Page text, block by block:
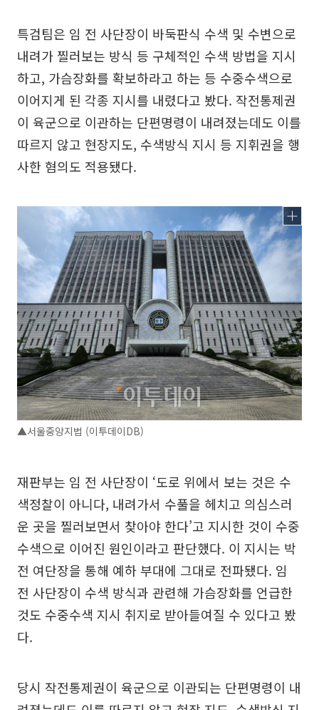
특검팀은 임 전 사단장이 바둑판식 수색 및 수변으로
내려가 찔러보는 방식 등 구체적인 수색 방법을 지시
하고, 가슴장화를 확보하라고 하는 등 수중수색으로
이어지게 된 각종 지시를 내렸다고 봤다. 작전통제권
이 육군으로 이관하는 단편명령이 내려졌는데도 이를
따르지 않고 현장지도, 수색방식 지시 등 지휘권을 행
사한 혐의도 적용됐다.
▲서울중앙지법 (이투데이DB)
재판부는 임 전 사단장이 ‘도로 위에서 보는 것은 수
색정찰이 아니다, 내려가서 수풀을 헤치고 의심스러
운 곳을 찔러보면서 찾아야 한다’고 지시한 것이 수중
수색으로 이어진 원인이라고 판단했다. 이 지시는 박
전 여단장을 통해 예하 부대에 그대로 전파됐다. 임
전 사단장이 수색 방식과 관련해 가슴장화를 언급한
것도 수중수색 지시 취지로 받아들여질 수 있다고 봤
다.
당시 작전통제권이 육군으로 이관되는 단편명령이 내